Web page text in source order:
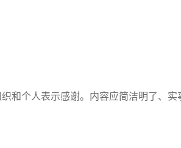
和个人表示感谢。内容应简洁明了、